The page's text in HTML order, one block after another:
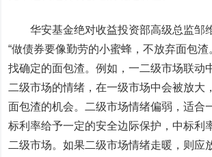
华安基金绝对收益投资部高级总监邹维
“做债券要像勤劳的小蜜蜂，不放弃面包渣
找确定的面包渣。例如，一二级市场联动
二级市场的情绪，在一级市场中会被放大
面包渣的机会。二级市场情绪偏弱，适合
标利率给予一定的安全边际保护，中标利
二级市场。如果二级市场情绪走暖，则应